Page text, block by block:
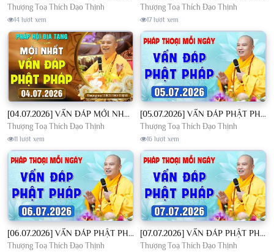
Thượng Toạ Thích Đạo Thịnh
14 lượt xem
Thượng Toạ Thích Đạo Thịnh
17 lượt xem
[04.07.2026] VẤN ĐÁP MỚI NHẤT - Pháp Hội Địa Tạng Chùa Khai Nguyên | TT. Thích Đạo Thịnh
Thượng Toạ Thích Đạo Thịnh
11 lượt xem
[05.07.2026] VẤN ĐÁP PHẬT PHÁP - Nghe Thầy giảng Pháp mỗi ngày CÔNG ĐỨC VÔ LƯỢNG│TT. Thích Đạo Thịnh
Thượng Toạ Thích Đạo Thịnh
16 lượt xem
[06.07.2026] VẤN ĐÁP PHẬT PHÁP - Nghe Thầy giảng Pháp mỗi ngày CÔNG ĐỨC VÔ LƯỢNG│TT. Thích Đạo Thịnh
Thượng Toạ Thích Đạo Thịnh
[07.07.2026] VẤN ĐÁP PHẬT PHÁP - Nghe Thầy giảng Pháp mỗi ngày CÔNG ĐỨC VÔ LƯỢNG│TT. Thích Đạo Thịnh
Thượng Toạ Thích Đạo Thịnh